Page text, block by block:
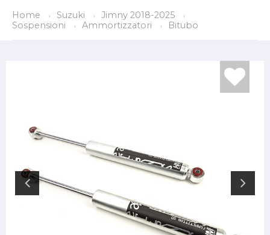
Home Suzuki
Jimny 2018-2025
Sospensioni
Ammortizzatori Bitubo